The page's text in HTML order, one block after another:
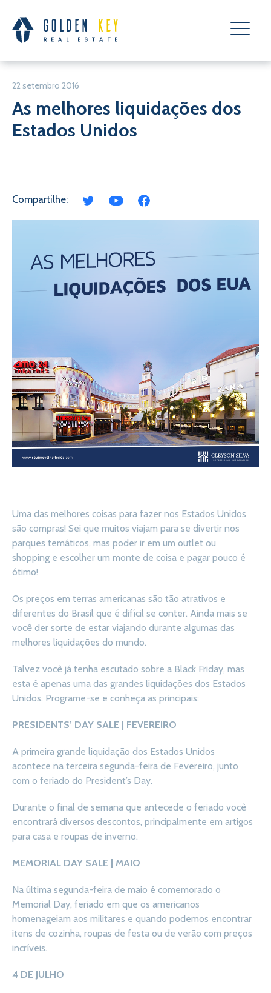
22 setembro 2016
As melhores liquidações dos
Estados Unidos
Compartilhe:
Uma das melhores coisas para fazer nos Estados Unidos
são compras! Sei que muitos viajam para se divertir nos
parques temáticos, mas poder ir em um outlet ou
shopping e escolher um monte de coisa e pagar pouco é
ótimo!
Os preços em terras americanas são tão atrativos e
diferentes do Brasil que é difícil se conter. Ainda mais se
você der sorte de estar viajando durante algumas das
melhores liquidações do mundo.
Talvez você já tenha escutado sobre a Black Friday, mas
esta é apenas uma das grandes liquidações dos Estados
Unidos. Programe-se e conheça as principais:
PRESIDENTS’ DAY SALE | FEVEREIRO
A primeira grande liquidação dos Estados Unidos
acontece na terceira segunda-feira de Fevereiro, junto
com o feriado do President’s Day.
Durante o final de semana que antecede o feriado você
encontrará diversos descontos, principalmente em artigos
para casa e roupas de inverno.
MEMORIAL DAY SALE | MAIO
Na última segunda-feira de maio é comemorado o
Memorial Day, feriado em que os americanos
homenageiam aos militares e quando podemos encontrar
itens de cozinha, roupas de festa ou de verão com preços
incríveis.
4 DE JULHO